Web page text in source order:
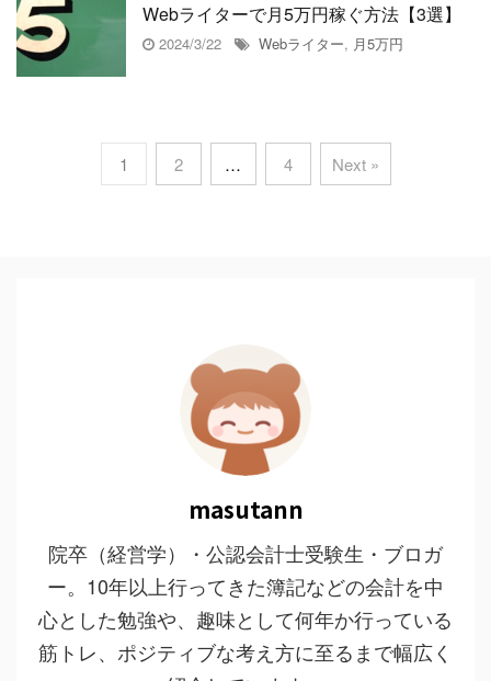
Webライターで月5万円稼ぐ方法【3選】
2024/3/22 Webライター, 月5万円
1 2 … 4 Next »
masutann
院卒（経営学）・公認会計士受験生・ブロガ
ー。10年以上行ってきた簿記などの会計を中
心とした勉強や、趣味として何年か行っている
筋トレ、ポジティブな考え方に至るまで幅広く